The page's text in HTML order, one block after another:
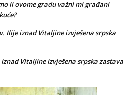
li ovome gradu važni mi građani
Ilije iznad Vitaljine izvješena srpska
iznad Vitaljine izvješena srpska zastava